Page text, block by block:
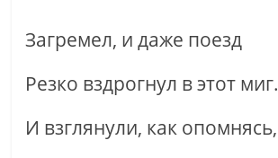
Загремел, и даже поезд
Резко вздрогнул в этот миг.
И взглянули, как опомнясь,